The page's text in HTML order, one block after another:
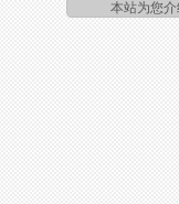
本站为您